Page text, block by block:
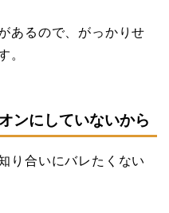
あるので、がっかりせ
。
ンにしていないから
り合いにバレたくない